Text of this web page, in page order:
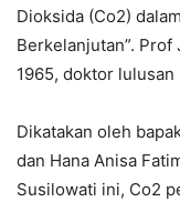
Dioksida (Co2)
Berkelanjutan”.
1965, doktor lulusan
Dikatakan oleh
dan Hana Anisa
Susilowati ini, Co2